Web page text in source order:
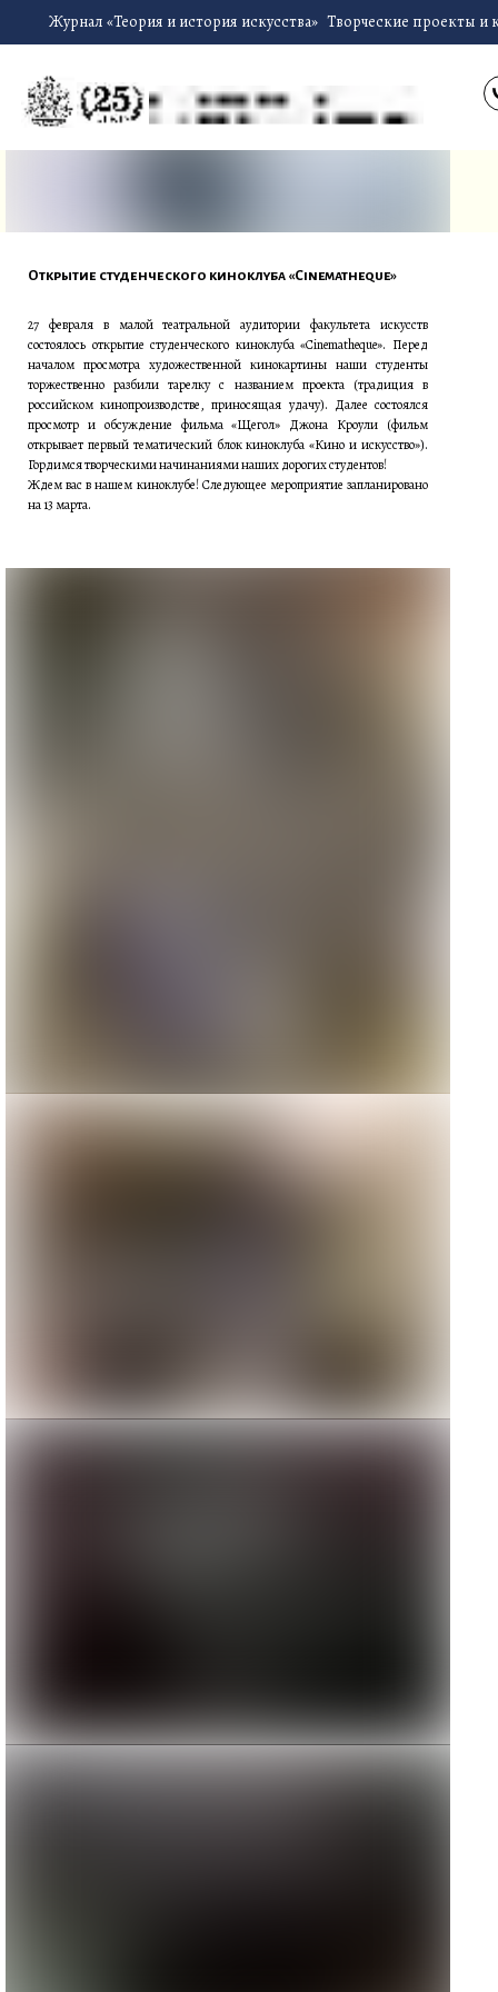
Журнал «Теория и история искусства» Творческие проекты и
27 февраля в малой театральной аудитории факультета искусств
состоялось открытие студенческого киноклуба «Cinematheque». Перед
началом просмотра художественной кинокартины наши студенты
торжественно разбили тарелку с названием проекта (традиция в
российском кинопроизводстве, приносящая удачу). Далее состоялся
просмотр и обсуждение фильма «Щегол» Джона Кроули (фильм
открывает первый тематический блок киноклуба «Кино и искусство»).
Гордимся творческими начинаниями наших дорогих студентов!
Ждем вас в нашем киноклубе! Следующее мероприятие запланировано
на 13 марта.
Открытие студенческого киноклуба «Cinematheque»